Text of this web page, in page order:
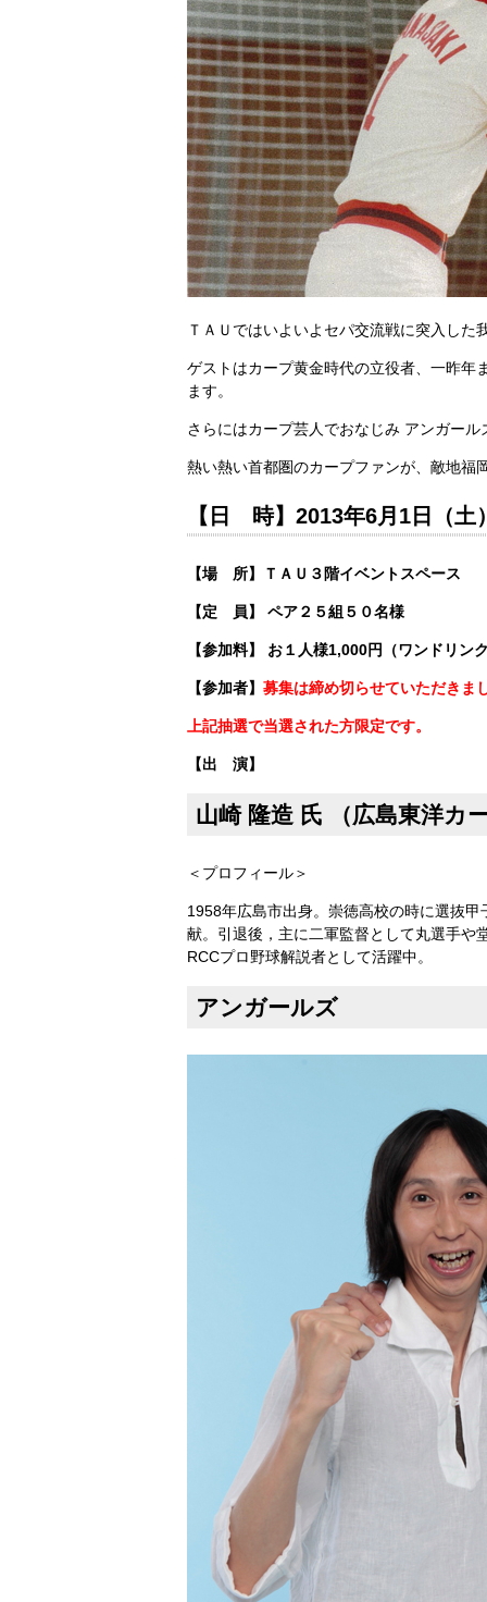
ＴＡＵではいよいよセパ交流戦に突入し
ゲストはカープ黄金時代の立役者、一昨年
ます。
さらにはカープ芸人でおなじみ アンガー
熱い熱い首都圏のカープファンが、敵地福
【日 時】 2013年6月1日（
【場 所】ＴＡＵ３階イベントスペース
【定 員】 ペア２５組５０名様
【参加料】 お１人様1,000円（ワンドリン
【参加者】 募集は締め切らせていただきま
上記抽選で当選された方限定です。
【出 演】
山崎 隆造 氏 （広島東洋カ
＜プロフィール＞
1958年広島市出身。崇徳高校の時に選抜
献。引退後，主に二軍監督として丸選手や
RCCプロ野球解説者として活躍中。
アンガールズ